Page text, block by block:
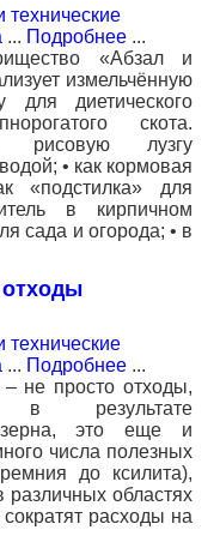
... Подробнее ...
«Абзал и
измельчённую
для диетического
скота.
рисовую лузгу
• как кормовая
«подстилка» для
в кирпичном
сада и огорода; • в
отходы
... Подробнее ...
– не просто отходы,
в результате
зерна, это еще и
числа полезных
до ксилита),
различных областях
расходы на